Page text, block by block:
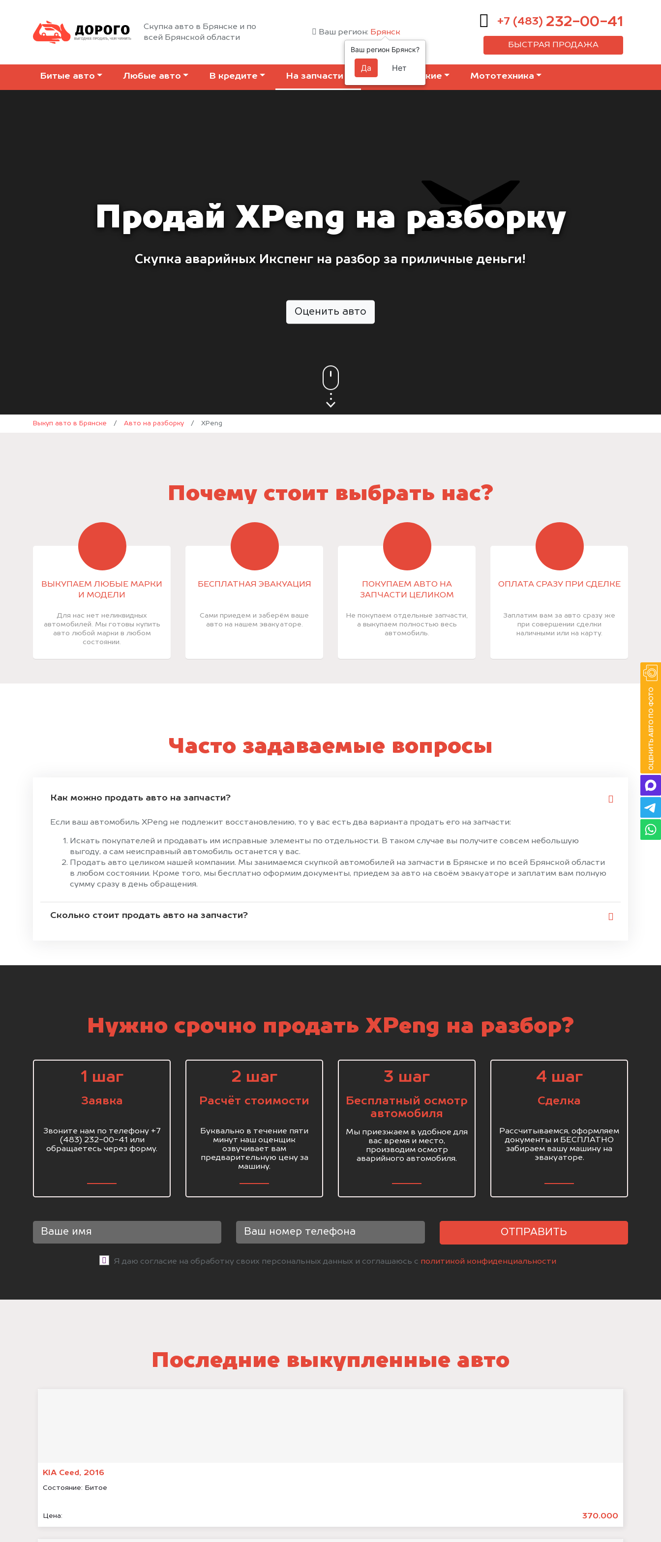
Скупка авто в Брянске и по
всей Брянской области
Ваш регион: Брянск
+7 (483) 232-00-41
БЫСТРАЯ ПРОДАЖА
Битые авто Любые авто В кредите На запчасти Коммерческие Мототехника
Продай XPeng на разборку
Скупка аварийных Икспенг на разбор за приличные деньги!
Оценить авто
Выкуп авто в Брянске / Авто на разборку / XPeng
Почему стоит выбрать нас?
ВЫКУПАЕМ ЛЮБЫЕ МАРКИ
И МОДЕЛИ
Для нас нет неликвидных
автомобилей. Мы готовы купить
авто любой марки в любом
состоянии.
БЕСПЛАТНАЯ ЭВАКУАЦИЯ
Сами приедем и заберём ваше
авто на нашем эвакуаторе.
ПОКУПАЕМ АВТО НА
ЗАПЧАСТИ ЦЕЛИКОМ
Не покупаем отдельные запчасти,
а выкупаем полностью весь
автомобиль.
ОПЛАТА СРАЗУ ПРИ СДЕЛКЕ
Заплатим вам за авто сразу же
при совершении сделки
наличными или на карту.
Часто задаваемые вопросы
Как можно продать авто на запчасти?
Если ваш автомобиль XPeng не подлежит восстановлению, то у вас есть два варианта продать его на запчасти:
Искать покупателей и продавать им исправные элементы по отдельности. В таком случае вы получите совсем небольшую
выгоду, а сам неисправный автомобиль останется у вас.
Продать авто целиком нашей компании. Мы занимаемся скупкой автомобилей на запчасти в Брянске и по всей Брянской области
в любом состоянии. Кроме того, мы бесплатно оформим документы, приедем за авто на своём эвакуаторе и заплатим вам полную
сумму сразу в день обращения.
Сколько стоит продать авто на запчасти?
Нужно срочно продать XPeng на разбор?
1 шаг
Заявка
Звоните нам по телефону +7
(483) 232-00-41 или
обращаетесь через форму.
2 шаг
Расчёт стоимости
Буквально в течение пяти
минут наш оценщик
озвучивает вам
предварительную цену за
машину.
3 шаг
Бесплатный осмотр
автомобиля
Мы приезжаем в удобное для
вас время и место,
производим осмотр
аварийного автомобиля.
4 шаг
Сделка
Рассчитываемся, оформляем
документы и БЕСПЛАТНО
забираем вашу машину на
эвакуаторе.
ОТПРАВИТЬ
Я даю согласие на обработку своих персональных данных и соглашаюсь с политикой конфиденциальности
Последние выкупленные авто
KIA Ceed, 2016
Состояние: Битое
Цена: 370.000
Ваш регион Брянск?
Да Нет